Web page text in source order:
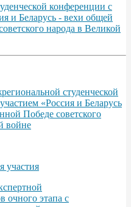
конференции с
и Беларусь - вехи общей
народа в Великой
студенческой
«Россия и Беларусь
Победе советского
войне
участия
очного этапа с